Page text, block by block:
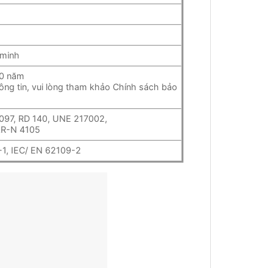
năm
tin, vui lòng tham khảo Chính sách bảo
RD 140, UNE 217002,
N 4105
IEC/ EN 62109-2